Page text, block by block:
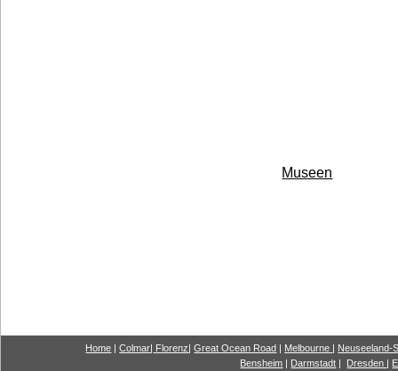
Museen
Home |Colmar| Florenz|Great Ocean Road | Melbourne | Neuseeland-
Bensheim | Darmstadt | Dresden |